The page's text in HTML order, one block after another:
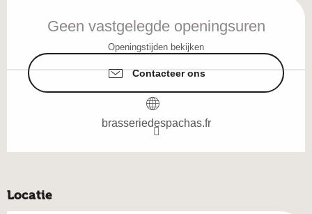
Geen vastgelegde openingsuren
Openingstijden bekijken
Contacteer ons
brasseriedespachas.fr
Locatie